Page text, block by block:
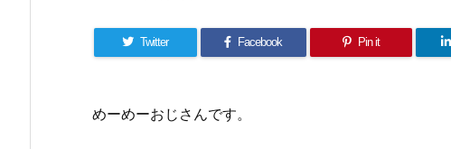
Twitter Facebook Pin it
めーめーおじさんです。